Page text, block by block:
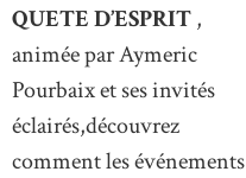
QUETE D’ESPRIT,
animée par Aymeric
Pourbaix et ses invités
éclairés,découvrez
comment les événements